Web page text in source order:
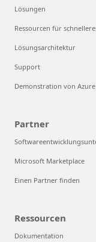
Lösungen
Ressourcen für
Lösungsarchitektur
Support
Demonstration von
Partner
Microsoft Marketplace
Einen Partner finden
Ressourcen
Dokumentation